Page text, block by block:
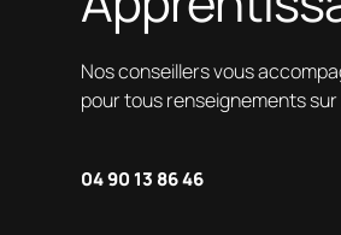
Nos conseillers vous
pour tous renseignements
04 90 13 86 46